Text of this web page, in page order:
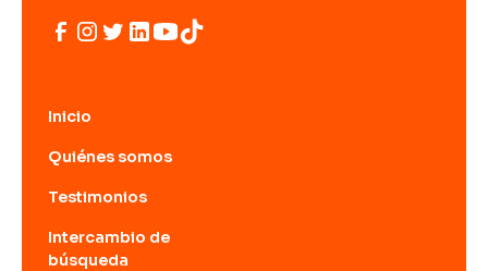
Inicio
Quiénes somos
Testimonios
Intercambio de
búsqueda